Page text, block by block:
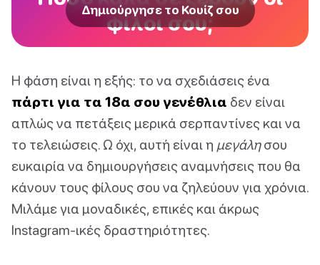
φίλοι σου;
Δημιούργησε το Κουίζ σου
Η φάση είναι η εξής: το να σχεδιάσεις ένα
πάρτι για τα 18α σου γενέθλια δεν είναι
απλώς να πετάξεις μερικά σερπαντίνες και να
το τελειώσεις. Ω όχι, αυτή είναι η μεγάλησου
ευκαιρία να δημιουργήσεις αναμνήσεις που θα
κάνουν τους φίλους σου να ζηλεύουν για χρόνια.
Μιλάμε για μοναδικές, επικές και άκρως
Instagram-ικές δραστηριότητες.